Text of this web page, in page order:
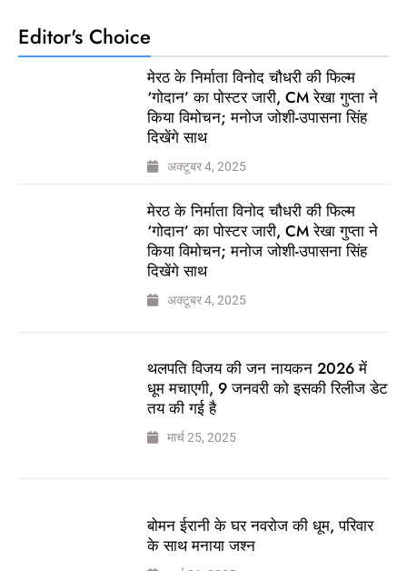
Editor's Choice
मेरठ के निर्माता विनोद चौधरी की फिल्म
‘गोदान’ का पोस्टर जारी, CM रेखा गुप्ता ने
किया विमोचन; मनोज जोशी-उपासना सिंह
दिखेंगे साथ
अक्टूबर 4, 2025
मेरठ के निर्माता विनोद चौधरी की फिल्म
‘गोदान’ का पोस्टर जारी, CM रेखा गुप्ता ने
किया विमोचन; मनोज जोशी-उपासना सिंह
दिखेंगे साथ
अक्टूबर 4, 2025
थलपति विजय की जन नायकन 2026 में
धूम मचाएगी, 9 जनवरी को इसकी रिलीज डेट
तय की गई है
मार्च 25, 2025
बोमन ईरानी के घर नवरोज की धूम, परिवार
के साथ मनाया जश्न